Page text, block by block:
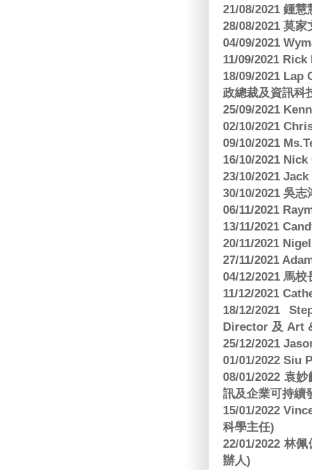
21/08/2021 鍾
28/08/2021 莫
04/09/2021
11/09/2021
18/09/2021
政總裁及資訊科
25/09/2021
02/10/2021
09/10/2021
16/10/2021
23/10/2021
30/10/2021 吳
06/11/2021
13/11/2021
20/11/2021
27/11/2021
04/12/2021 馬
11/12/2021
18/12/2021
Director 及 Art
25/12/2021
01/01/2022 Siu
08/01/2022 袁
訊及企業可持續
15/01/2022
科學主任)
22/01/2022 林
辦人)